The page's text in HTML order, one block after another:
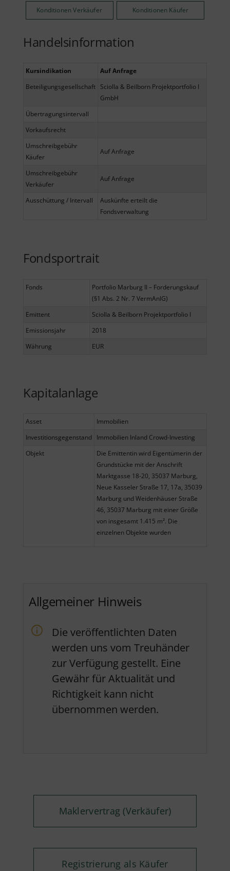
Konditionen Verkäufer Konditionen Käufer
Handelsinformation
Kursindikation
Auf Anfrage
Beteiligungsgesellschaft Sciolla & Beilborn Projektportfolio I
GmbH
Übertragungsintervall
Vorkaufsrecht
Umschreibgebühr
Käufer
Auf Anfrage
Umschreibgebühr
Verkäufer
Auf Anfrage
Ausschüttung / Intervall
Auskünfte erteilt die
Fondsverwaltung
Fondsportrait
Fonds
Portfolio Marburg II – Forderungskauf
(§1 Abs. 2 Nr. 7 VermAnlG)
Emittent
Sciolla & Beilborn Projektportfolio I
Emissionsjahr
2018
Währung
EUR
Kapitalanlage
Asset
Immobilien
Investitionsgegenstand
Immobilien Inland Crowd-Investing
Objekt
Die Emittentin wird Eigentümerin der
Grundstücke mit der Anschrift
Marktgasse 18-20, 35037 Marburg,
Neue Kasseler Straße 17, 17a, 35039
Marburg und Weidenhäuser Straße
46, 35037 Marburg mit einer Größe
von insgesamt 1.415 m². Die
einzelnen Objekte wurden
Allgemeiner Hinweis
Die veröffentlichten Daten
werden uns vom Treuhänder
zur Verfügung gestellt. Eine
Gewähr für Aktualität und
Richtigkeit kann nicht
übernommen werden.
Maklervertrag (Verkäufer)
Registrierung als Käufer